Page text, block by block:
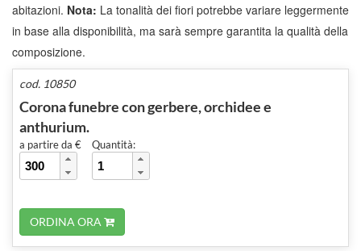
abitazioni. Nota: La tonalità dei fiori potrebbe variare leggermente
in base alla disponibilità, ma sarà sempre garantita la qualità della
composizione.
cod. 10850
Corona funebre con gerbere, orchidee e
anthurium.
a partire da € Quantità:
ORDINA ORA